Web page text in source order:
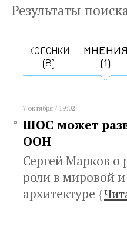
Результаты
КОЛОНКИ
(8)
МНЕНИЯ
(1)
7 октября / 19:02
ШОС может
ООН
Сергей Марков
роли в мировой
архитектуре {